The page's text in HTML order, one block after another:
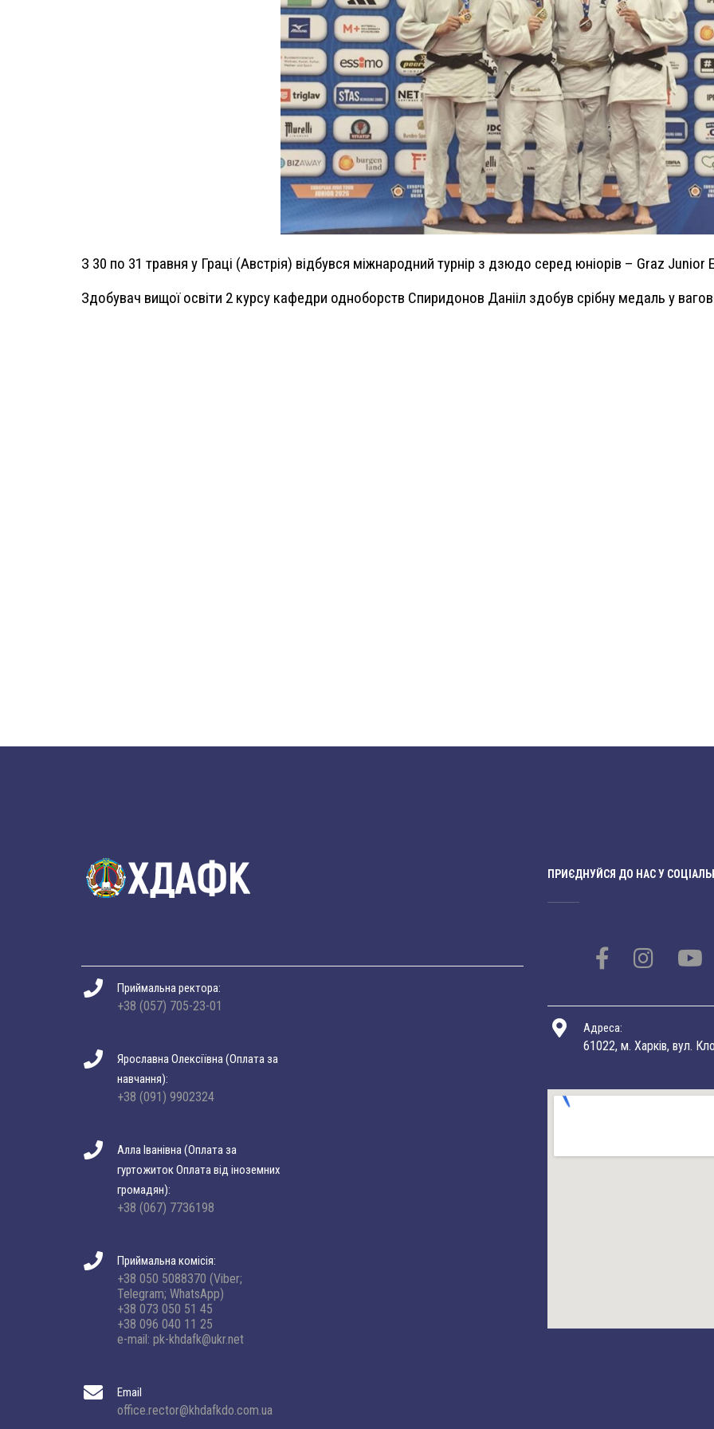
З 30 по 31 травня у Граці (Австрія) відбувся міжнародний турнір з дзюдо серед юніорів – Graz Junior
Здобувач вищої освіти 2 курсу кафедри одноборств Спиридонов Данііл здобув срібну медаль у
Приймальна ректора:
+38 (057) 705-23-01
Ярославна Олексіївна (Оплата за
навчання):
+38 (091) 9902324
Алла Іванівна (Оплата за
гуртожиток Оплата від іноземних
громадян):
+38 (067) 7736198
Приймальна комісія:
+38 050 5088370 (Viber;
Telegram; WhatsApp)
+38 073 050 51 45
+38 096 040 11 25
e-mail: pk-khdafk@ukr.net
Email
office.rector@khdafkdo.com.ua
ПРИЄДНУЙСЯ ДО НАС У
Адреса:
61022, м. Харків, вул.